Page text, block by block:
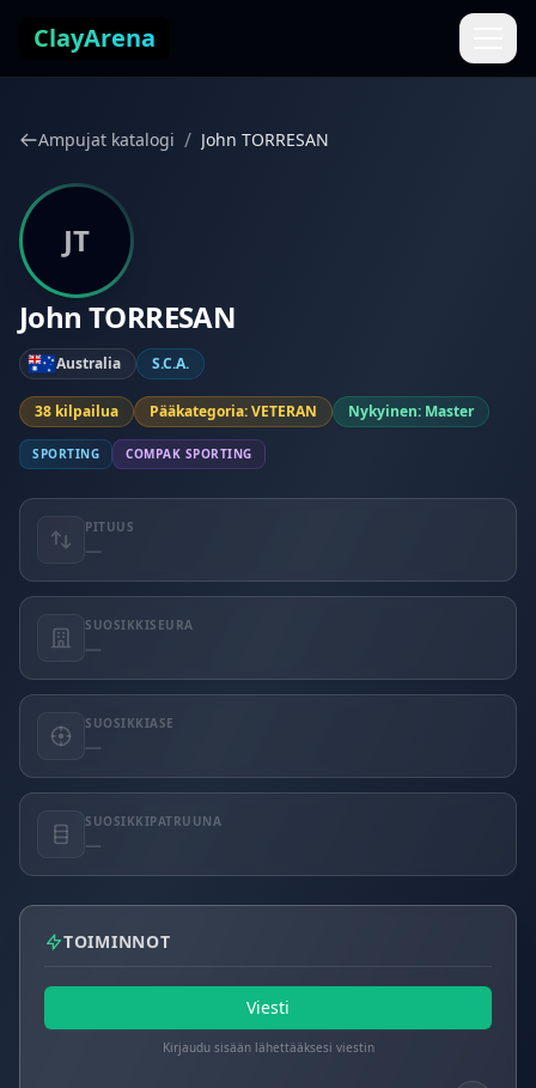
ClayArena
Ampujat katalogi / John TORRESAN
JT
John TORRESAN
Australia S.C.A.
38 kilpailua Pääkategoria: VETERAN Nykyinen: Master
SPORTING COMPAK SPORTING
PITUUS
—
SUOSIKKISEURA
—
SUOSIKKIASE
—
SUOSIKKIPATRUUNA
—
TOIMINNOT
Viesti
Kirjaudu sisään lähettääksesi viestin